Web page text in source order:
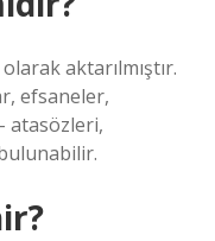
aktarılmıştır.
efsaneler,
atasözleri,